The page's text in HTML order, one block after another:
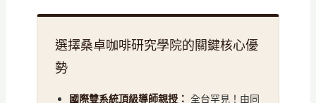
選擇桑卓咖啡研究學院的關鍵核心優
勢
國際雙系統頂級導師親授： 全台罕見！由同